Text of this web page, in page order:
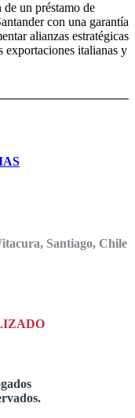
un préstamo de
con una garantía
alianzas estratégicas
exportaciones italianas y
Santiago, Chile